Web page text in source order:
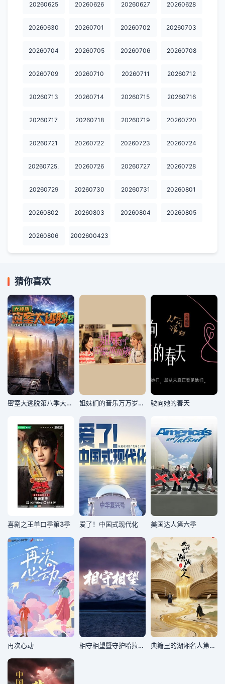
20260625 20260626 20260627 20260628
20260630 20260701 20260702 20260703
20260704 20260705 20260706 20260708
20260709 20260710 20260711 20260712
20260713 20260714 20260715 20260716
20260717 20260718 20260719 20260720
20260721 20260722 20260723 20260724
20260725. 20260726 20260727 20260728
20260729 20260730 20260731 20260801
20260802 20260803 20260804 20260805
20260806 2002600423
猜你喜欢
密室大逃脱第八季大神版 姐妹们的音乐万万岁2022 驶向她的春天
喜剧之王单口季第3季 爱了！中国式现代化 美国达人第六季
再次心动 相守相望暨守护哈拉湖行动 典籍里的湖湘名人第二季